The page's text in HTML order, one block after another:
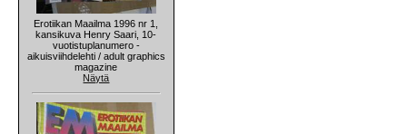
Erotiikan Maailma 1996 nr 1,
kansikuva Henry Saari, 10-
vuotistuplanumero -
aikuisviihdelehti / adult graphics
magazine
Näytä